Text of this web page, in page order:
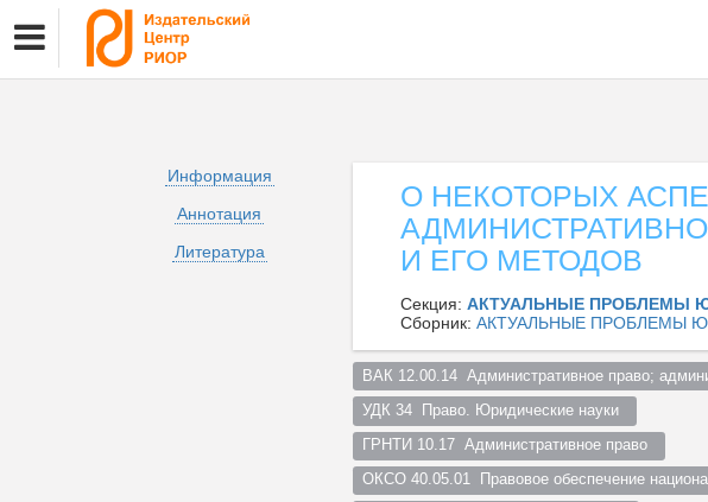
Информация
Аннотация
Литература
О НЕКОТОРЫХ
И ЕГО МЕТОДОВ
Секция: АКТУАЛЬНЫЕ ПРОБЛЕМЫ
Сборник: АКТУАЛЬНЫЕ ПРОБЛЕМЫ
ВАК 12.00.14  Административное право;
УДК 34  Право. Юридические науки
ГРНТИ 10.17  Административное право
ОКСО 40.05.01  Правовое обеспечение